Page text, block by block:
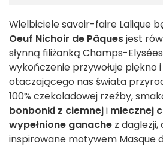
Wielbiciele savoir-faire Lalique
Oeuf Nichoir de Pâquesjest
słynną filiżanką Champs-
wykończenie przywołuje piękno
otaczającego nas świata
100% czekoladowej rzeźby,
bonbonki z ciemneji mlecznej
wypełnione ganache z
inspirowane motywem Masque